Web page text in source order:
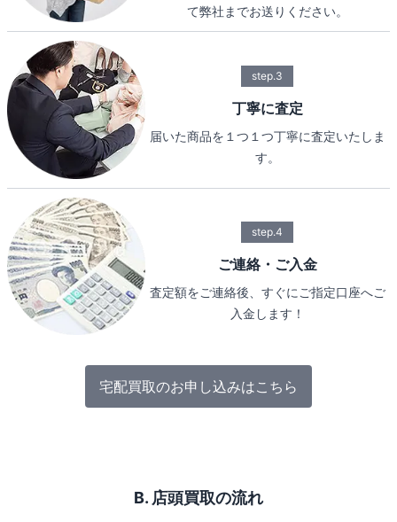
て弊社までお送りください。
step.3
丁寧に査定
届いた商品を１つ１つ丁寧に査定いたしま
す。
step.4
ご連絡・ご入金
査定額をご連絡後、すぐにご指定口座へご
入金します！
宅配買取のお申し込みはこちら
B. 店頭買取の流れ